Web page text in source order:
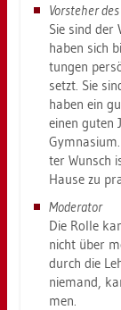
Vor­ste­her
Sie sind der
haben sich
tun­gen
setzt. Sie
haben ein
einen guten
ter Wunsch
Hause zu
Mo­dera­tor
Die Rolle
nicht über
durch die
nie­mand,
men.